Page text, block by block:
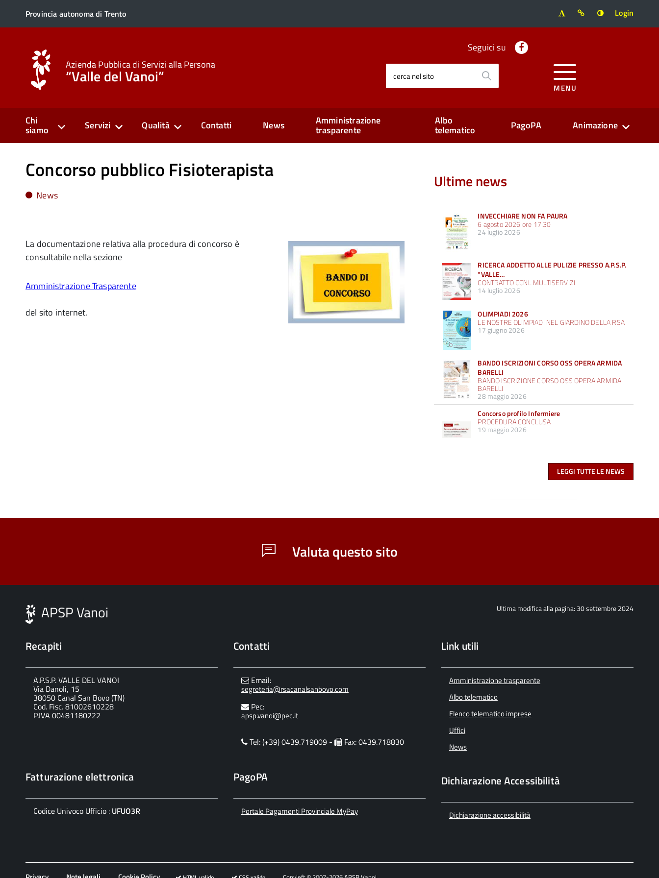
Provincia autonoma di Trento Login
Azienda Pubblica di Servizi alla Persona
“Valle del Vanoi”
Seguici su
cerca nel sito
MENU
Chi
siamo Servizi Qualità Contatti News Amministrazione
trasparente
Albo
telematico PagoPA Animazione
Concorso pubblico Fisioterapista
News
La documentazione relativa alla procedura di concorso è
consultabile nella sezione
Amministrazione Trasparente
del sito internet.
Ultime news
INVECCHIARE NON FA PAURA
6 agosto 2026 ore 17:30
24 luglio 2026
RICERCA ADDETTO ALLE PULIZIE PRESSO A.P.S.P.
"VALLE…
CONTRATTO CCNL MULTISERVIZI
14 luglio 2026
OLIMPIADI 2026
LE NOSTRE OLIMPIADI NEL GIARDINO DELLA RSA
17 giugno 2026
BANDO ISCRIZIONI CORSO OSS OPERA ARMIDA
BARELLI
BANDO ISCRIZIONE CORSO OSS OPERA ARMIDA
BARELLI
28 maggio 2026
Concorso profilo Infermiere
PROCEDURA CONCLUSA
19 maggio 2026
LEGGI TUTTE LE NEWS
Valuta questo sito
Ultima modifica alla pagina: 30 settembre 2024
APSP Vanoi
Recapiti
A.P.S.P. VALLE DEL VANOI
Via Danoli, 15
38050 Canal San Bovo (TN)
Cod. Fisc. 81002610228
P.IVA 00481180222
Fatturazione elettronica
Codice Univoco Ufficio : UFUO3R
Contatti
Email:
segreteria@rsacanalsanbovo.com
Pec:
apsp.vanoi@pec.it
Tel: (+39) 0439.719009 - Fax: 0439.718830
PagoPA
Portale Pagamenti Provinciale MyPay
Link utili
Amministrazione trasparente
Albo telematico
Elenco telematico imprese
Uffici
News
Dichiarazione Accessibilità
Dichiarazione accessibilità